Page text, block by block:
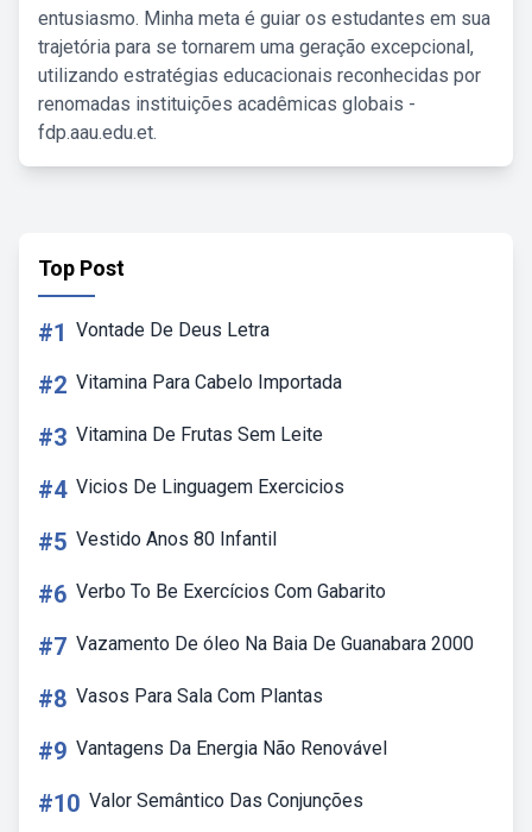
entusiasmo. Minha meta é guiar os estudantes em sua
trajetória para se tornarem uma geração excepcional,
utilizando estratégias educacionais reconhecidas por
renomadas instituições acadêmicas globais -
fdp.aau.edu.et.
Top Post
#1 Vontade De Deus Letra
#2 Vitamina Para Cabelo Importada
#3 Vitamina De Frutas Sem Leite
#4 Vicios De Linguagem Exercicios
#5 Vestido Anos 80 Infantil
#6 Verbo To Be Exercícios Com Gabarito
#7 Vazamento De óleo Na Baia De Guanabara 2000
#8 Vasos Para Sala Com Plantas
#9 Vantagens Da Energia Não Renovável
#10 Valor Semântico Das Conjunções